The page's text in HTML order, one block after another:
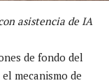
asistencia de IA
de fondo del
mecanismo de